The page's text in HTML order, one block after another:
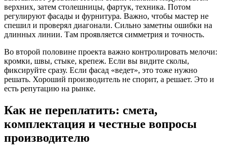
верхних, затем столешницы, фартук, техника. Потом
регулируют фасады и фурнитура. Важно, чтобы мастер не
спешил и проверял диагонали. Сильно заметны ошибки на
длинных линии. Там проявляется симметрия и точность.
Во второй половине проекта важно контролировать мелочи:
кромки, швы, стыке, крепеж. Если вы видите сколы,
фиксируйте сразу. Если фасад «ведет», это тоже нужно
решать. Хороший производитель не спорит, а решает. Это и
есть репутацию на рынке.
Как не переплатить: смета,
комплектация и честные вопросы
производителю